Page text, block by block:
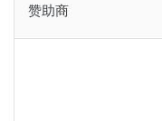
赞助商